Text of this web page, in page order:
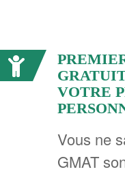
VOTRE
Vous ne
GMAT